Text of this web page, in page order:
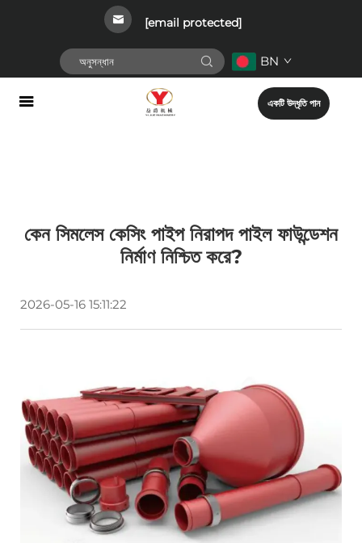
[email protected]
BN
একটি উদ্ধৃতি পান
কেন সিমলেস কেসিং পাইপ নিরাপদ পাইল ফাউন্ডেশন
নির্মাণ নিশ্চিত করে?
2026-05-16 15:11:22